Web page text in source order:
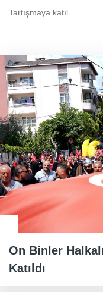
On Binler
Katıldı